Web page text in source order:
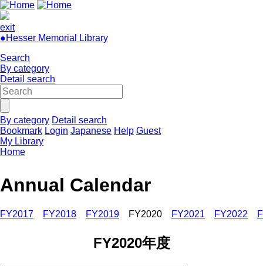
exit
●Hesser Memorial Library
Search
By category
Detail search
By category Detail search
Bookmark Login Japanese Help Guest
My Library
Home
Annual Calendar
FY2017 FY2018 FY2019 FY2020 FY2021 FY2022
FY2020年度